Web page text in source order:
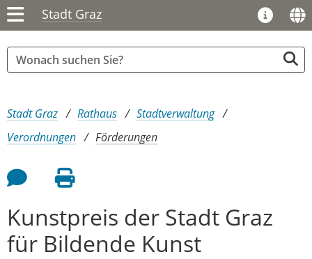
Stadt Graz
Sie sind hier:
Stadt Graz Rathaus
Stadtverwaltung
Verordnungen
Förderungen
Feedback an Autor
Seite drucken
Kunstpreis der Stadt Graz
für Bildende Kunst